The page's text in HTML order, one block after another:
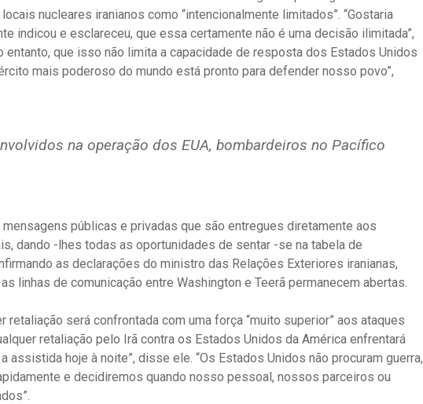
nucleares iranianos como “intencionalmente limitados”. “Gostaria
indicou e esclareceu, que essa certamente não é uma decisão ilimitada”,
entanto, que isso não limita a capacidade de resposta dos Estados Unidos
mais poderoso do mundo está pronto para defender nosso povo”,
na operação dos EUA, bombardeiros no Pacífico
públicas e privadas que são entregues diretamente aos
dando -lhes todas as oportunidades de sentar -se na tabela de
as declarações do ministro das Relações Exteriores iranianas,
linhas de comunicação entre Washington e Teerã permanecem abertas.
retaliação será confrontada com uma força “muito superior” aos ataques
retaliação pelo Irã contra os Estados Unidos da América enfrentará
assistida hoje à noite”, disse ele. “Os Estados Unidos não procuram guerra,
e decidiremos quando nosso pessoal, nossos parceiros ou